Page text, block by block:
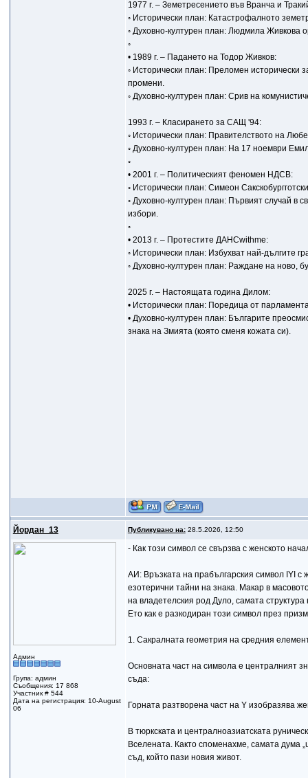
1977 г. – Земетресението във Вранча и
◦ Исторически план: Катастрофалното
◦ Духовно-културен план: Людмила Живкова
◦
• 1989 г. – Падането на Тодор Живков:
◦ Исторически план: Преломен исторически
промени.
◦ Духовно-културен план: Срив на
1993 г. – Класирането за САЩ '94:
◦ Исторически план: Правителството на
◦ Духовно-културен план: На 17 ноември
◦
• 2001 г. – Политическият феномен НДСВ:
◦ Исторически план: Симеон
◦ Духовно-културен план: Първият случай в
избори.
◦
• 2013 г. – Протестите ДАНСwithme:
◦ Исторически план: Избухват най-дългите
◦ Духовно-културен план: Раждане на ново,
2025 г. – Настоящата година Дилом:
• Исторически план: Поредица от
• Духовно-културен план: Българите
знака на Змията (която сменя кожата си).
Йордан_13 Публикувано на:28.5.2026, 12:50
Админ
Група: админ
Съобщения: 17 868
Участник # 544
Дата на регистрация: 10-August
06
- Как този символ се свързва с женското
АИ: Връзката на прабългарския символ IYI с
езотерични тайни на знака. Макар в
на владетелския род Дуло, самата
Ето как е разкодиран този символ през
1. Сакралната геометрия на средния
Основната част на символа е централният
съда:
Горната разтворена част на Y изобразява
В тюркската и централноазиатската
Вселената. Както споменахме, самата дума
съд, който пази новия живот.